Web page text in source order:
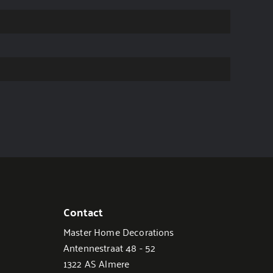
Contact
Master Home Decorations
Antennestraat 48 - 52
1322 AS Almere